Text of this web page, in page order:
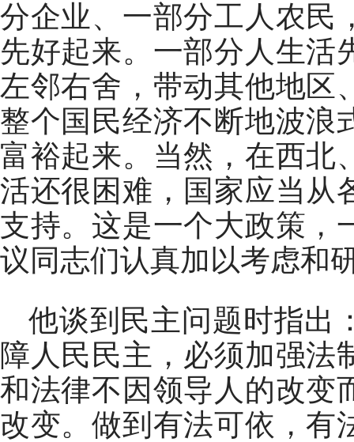
分企业、一部分工人农民
先好起来。一部分人生活
左邻右舍，带动其他地区
整个国民经济不断地波浪
富裕起来。当然，在西北
活还很困难，国家应当从
支持。这是一个大政策，
议同志们认真加以考虑和
他谈到民主问题时指出
障人民民主，必须加强法
和法律不因领导人的改变
改变。做到有法可依，有